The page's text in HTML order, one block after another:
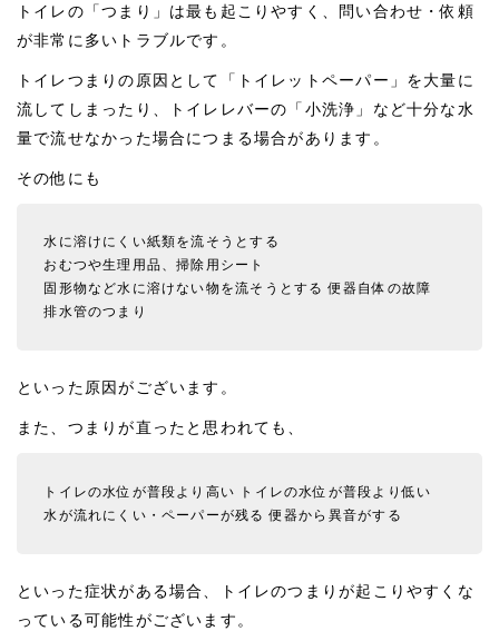
トイレの「つまり」は最も起こりやすく、問い合わせ・依頼
が非常に多いトラブルです。
トイレつまりの原因として「トイレットペーパー」を大量に
流してしまったり、トイレレバーの「小洗浄」など十分な水
量で流せなかった場合につまる場合があります。
その他にも
水に溶けにくい紙類を流そうとする
おむつや生理用品、掃除用シート
固形物など水に溶けない物を流そうとする 便器自体の故障
排水管のつまり
といった原因がございます。
また、つまりが直ったと思われても、
トイレの水位が普段より高い
トイレの水位が普段より低い
水が流れにくい・ペーパーが残る 便器から異音がする
といった症状がある場合、トイレのつまりが起こりやすくな
っている可能性がございます。